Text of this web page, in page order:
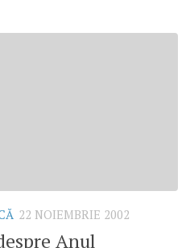
22 NOIEMBRIE 2002
Anul